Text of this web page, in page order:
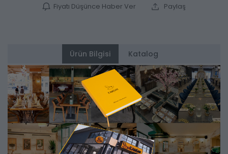
Fiyatı Düşünce Haber Ver Paylaş
Ürün Bilgisi Katalog
Alternatifler